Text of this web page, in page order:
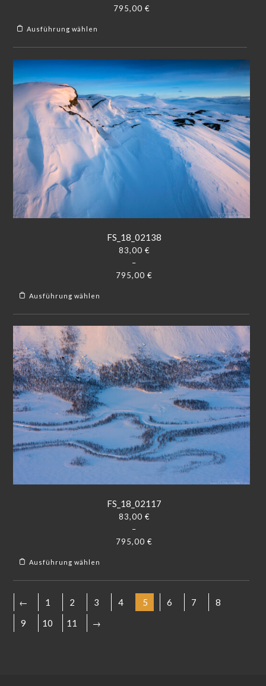
795,00€
Ausführung wählen
FS_18_02138
83,00 €
–
795,00 €
Ausführung wählen
FS_18_02117
83,00 €
–
795,00 €
Ausführung wählen
← 1 2 3 4 5 6 7
8
9
10 11 →